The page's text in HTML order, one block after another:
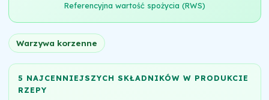
Referencyjna wartość spożycia (RWS)
Warzywa korzenne
5 NAJCENNIEJSZYCH SKŁADNIKÓW W PRODUKCIE
RZEPY